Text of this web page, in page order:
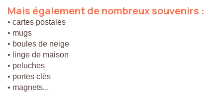
Mais égalementdenombreuxsouvenirs :
• cartes postales
• mugs
• boules de neige
• linge de maison
• peluches
• portes clés
• magnets...